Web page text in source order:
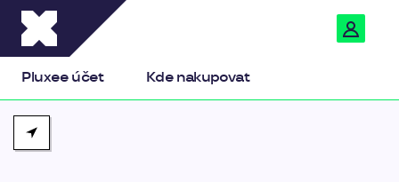
Pluxee účet Kde nakupovat